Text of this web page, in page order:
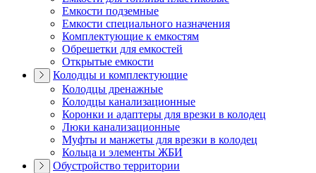
Емкости подземные
Емкости специального назначения
Комплектующие к емкостям
Обрешетки для емкостей
Открытые емкости
Колодцы и комплектующие
Колодцы дренажные
Колодцы канализационные
Коронки и адаптеры для врезки в колодец
Люки канализационные
Муфты и манжеты для врезки в колодец
Кольца и элементы ЖБИ
Обустройство территории